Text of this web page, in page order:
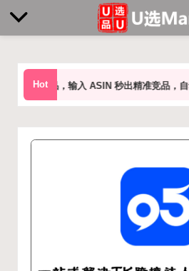
Skip
content
Hot
输入 ASIN 秒出精准竞品，自动生成三大标